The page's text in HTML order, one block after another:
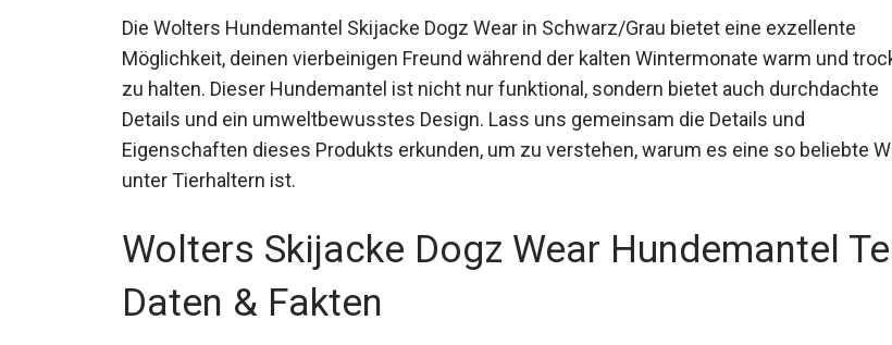
Die Wolters Hundemantel Skijacke Dogz Wear in Schwarz/Grau bietet eine exzellente
Möglichkeit, deinen vierbeinigen Freund während der kalten Wintermonate warm und
zu halten. Dieser Hundemantel ist nicht nur funktional, sondern bietet auch durchdachte
Details und ein umweltbewusstes Design. Lass uns gemeinsam die Details und
Eigenschaften dieses Produkts erkunden, um zu verstehen, warum es eine so beliebte
unter Tierhaltern ist.
Wolters Skijacke Dogz Wear Hundemantel
Daten & Fakten